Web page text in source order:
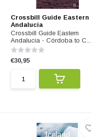
Crossbill Guide Eastern
Andalucia
Crossbill Guide Eastern
Andalucia - Córdoba to C...
€30,95